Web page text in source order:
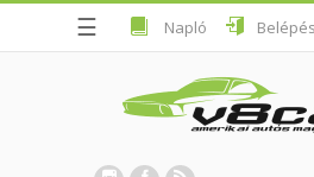
☰ Napló Belépés